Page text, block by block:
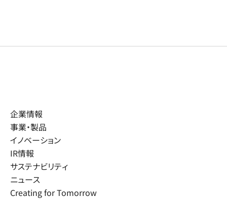
企業情報
事業・製品
イノベーション
IR情報
サステナビリティ
ニュース
Creating for Tomorrow